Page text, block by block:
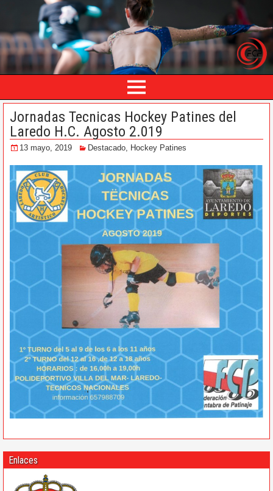
Jornadas Tecnicas Hockey Patines del
Laredo H.C. Agosto 2.019
13 mayo, 2019 Destacado Hockey Patines
Enlaces